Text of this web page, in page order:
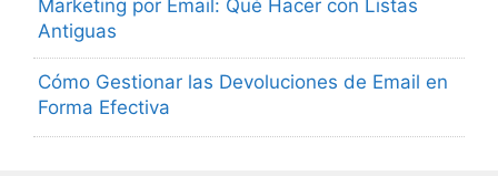
Marketing por Email: Qué Hacer con Listas
Antiguas
Cómo Gestionar las Devoluciones de Email en
Forma Efectiva